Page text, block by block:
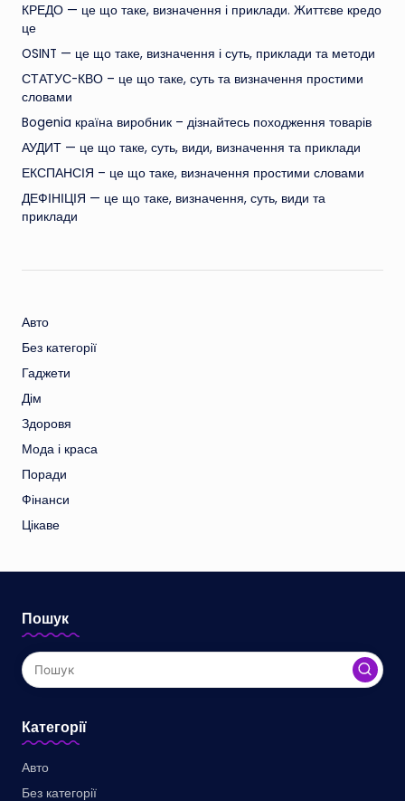
КРЕДО — це що таке, визначення і приклади. Життєве кредо
це
OSINT — це що таке, визначення і суть, приклади та методи
СТАТУС-КВО – це що таке, суть та визначення простими
словами
Bogenia країна виробник – дізнайтесь походження товарів
АУДИТ — це що таке, суть, види, визначення та приклади
ЕКСПАНСІЯ – це що таке, визначення простими словами
ДЕФІНІЦІЯ — це що таке, визначення, суть, види та
приклади
Авто
Без категорії
Гаджети
Дім
Здоровя
Мода і краса
Поради
Фінанси
Цікаве
Пошук
Категорії
Авто
Без категорії